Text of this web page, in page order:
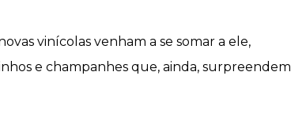
vinícolas venham a se somar a ele,
e champanhes que, ainda, surpreendem